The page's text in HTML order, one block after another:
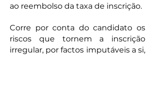
ao reembolso da taxa de inscrição.
Corre por conta do candidato os
riscos que tornem a inscrição
irregular, por factos imputáveis a si,